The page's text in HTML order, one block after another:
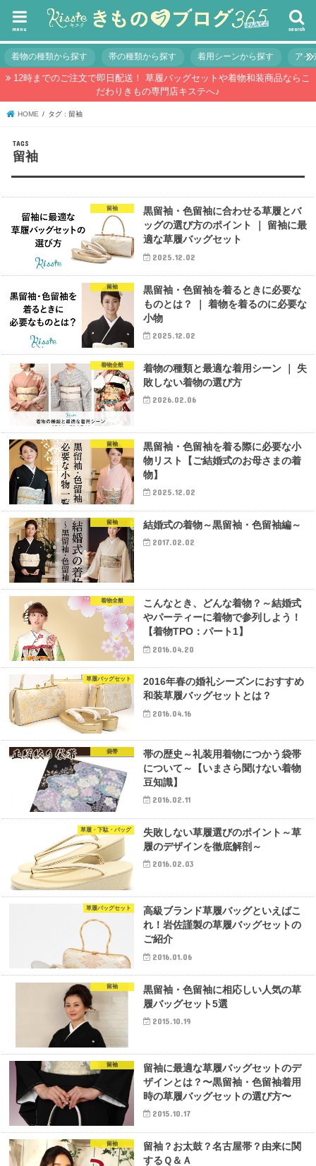
search
menu
着物の種類から探す 帯の種類から探す 着用シーンから探す アイ
12時までのご注文で即日配送！ 草履バッグセットや着物和装商品ならこ
だわりきもの専門店キステへ♪
HOME タグ : 留袖
留袖
留袖
黒留袖・色留袖に合わせる草履とバ
ッグの選び方のポイント ｜ 留袖に最
適な草履バッグセット
2025.12.02
留袖
黒留袖・色留袖を着るときに必要な
ものとは？ ｜ 着物を着るのに必要な
小物
2025.12.02
着物全般
着物の種類と最適な着用シーン ｜ 失
敗しない着物の選び方
2026.02.06
留袖
黒留袖・色留袖を着る際に必要な小
物リスト【ご結婚式のお母さまの着
物】
2025.12.02
留袖 結婚式の着物～黒留袖・色留袖編～
2017.02.02
着物全般
こんなとき、どんな着物？～結婚式
やパーティーに着物で参列しよう！
【着物TPO：パート1】
2016.04.20
草履バッグセット
2016年春の婚礼シーズンにおすすめ
和装草履バッグセットとは？
2016.04.16
袋帯
帯の歴史～礼装用着物につかう袋帯
について～【いまさら聞けない着物
豆知識】
2016.02.11
草履・下駄・バッグ
失敗しない草履選びのポイント～草
履のデザインを徹底解剖～
2016.02.03
草履バッグセット
高級ブランド草履バッグといえばこ
れ！岩佐謹製の草履バッグセットの
ご紹介
2016.01.06
留袖
黒留袖・色留袖に相応しい人気の草
履バッグセット5選
2015.10.19
留袖
留袖に最適な草履バッグセットのデ
ザインとは？〜黒留袖・色留袖着用
時の草履バッグセットの選び方〜
2015.10.17
留袖
留袖？お太鼓？名古屋帯？由来に関
するＱ＆Ａ